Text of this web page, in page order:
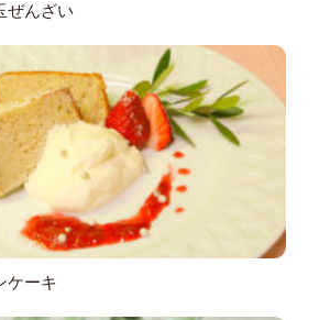
ぜんざい
ケーキ